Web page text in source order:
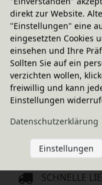
In verschiedenen
Varianten
-20% Code
Starter-Set Paula
und Wickelbrett mit
Matratze
In verschiedenen
SCHNELLE
direkt zur Website.
"Einstellungen" eine
eingesetzten Cookies
einsehen und Ihre
Sollten Sie auf ein
verzichten wollen,
freiwillig und kann
Einstellungen
Daten­schutz­erklärung
Einstellungen